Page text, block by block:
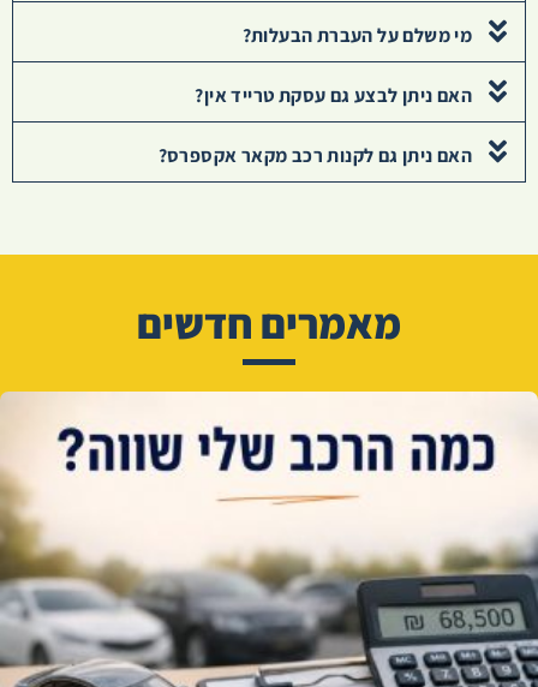
מי משלם על העברת הבעלות?
האם ניתן לבצע גם עסקת טרייד אין?
האם ניתן גם לקנות רכב מקאר אקספרס?
מאמרים חדשים